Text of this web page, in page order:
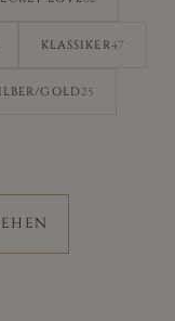
KLASSIKER47
GOLD 25